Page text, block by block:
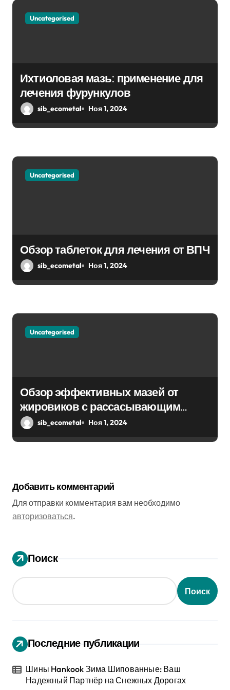
и
я
Uncategorised
Ихтиоловая мазь: применение для
лечения фурункулов
sib_ecometal Ноя 1, 2024
Uncategorised
Обзор таблеток для лечения от ВПЧ
sib_ecometal Ноя 1, 2024
Uncategorised
Обзор эффективных мазей от
жировиков с рассасывающим
эффектом
sib_ecometal Ноя 1, 2024
Добавить комментарий
Для отправки комментария вам необходимо
авторизоваться.
Поиск
Поиск
Последние публикации
Шины Hankook Зима Шипованные: Ваш
Надежный Партнёр на Снежных Дорогах